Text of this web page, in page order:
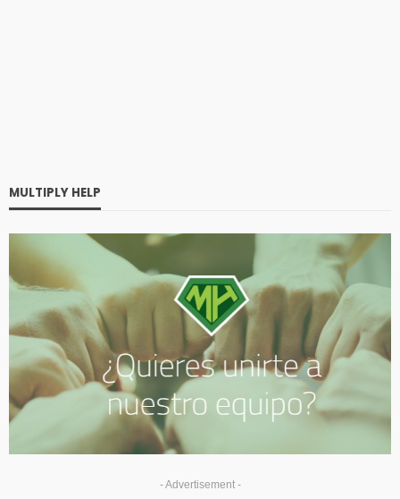
MULTIPLY HELP
- Advertisement -